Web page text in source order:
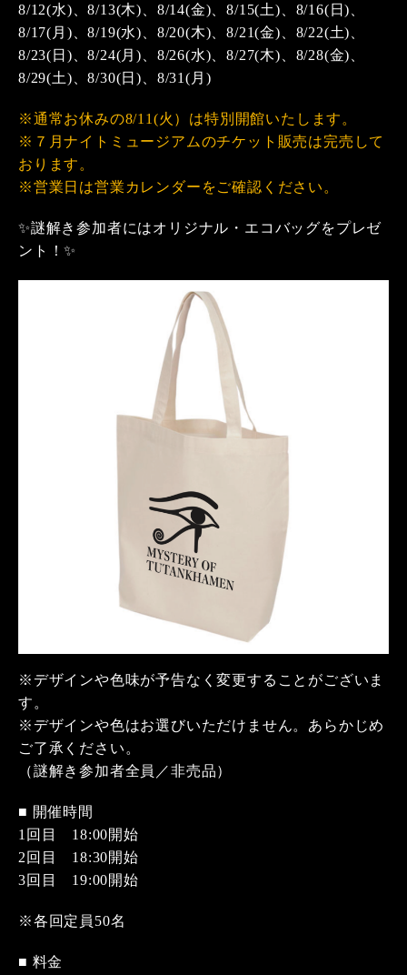
8/12(水)、8/13(木)、8/14(金)、8/15(土)、8/16(日)、
8/17(月)、8/19(水)、8/20(木)、8/21(金)、8/22(土)、
8/23(日)、8/24(月)、8/26(水)、8/27(木)、8/28(金)、
8/29(土)、8/30(日)、8/31(月)
※通常お休みの8/11(火）は特別開館いたします。
※７月ナイトミュージアムのチケット販売は完売して
おります。
※営業日は営業カレンダーをご確認ください。
✨謎解き参加者にはオリジナル・エコバッグをプレゼ
ント！✨
※デザインや色味が予告なく変更することがございま
す。
※デザインや色はお選びいただけません。あらかじめ
ご了承ください。
（謎解き参加者全員／非売品）
■ 開催時間
1回目 18:00開始
2回目 18:30開始
3回目 19:00開始
※各回定員50名
■ 料金